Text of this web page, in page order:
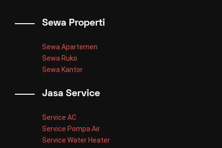
Sewa Properti
Sewa Apartemen
Sewa Ruko
Sewa Kantor
Jasa Service
Service AC
Service Pompa Air
Service Water Heater